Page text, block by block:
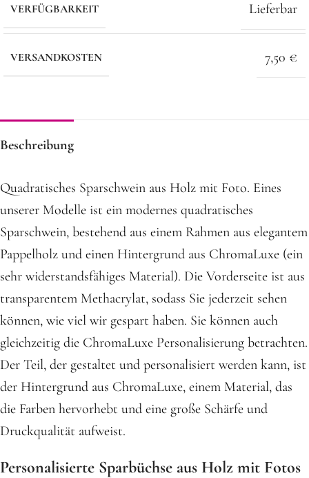
VERFÜGBARKEIT Lieferbar
VERSANDKOSTEN 7,50 €
Beschreibung
Quadratisches Sparschwein aus Holz mit Foto. Eines
unserer Modelle ist ein modernes quadratisches
Sparschwein, bestehend aus einem Rahmen aus elegantem
Pappelholz und einen Hintergrund aus ChromaLuxe (ein
sehr widerstandsfähiges Material). Die Vorderseite ist aus
transparentem Methacrylat, sodass Sie jederzeit sehen
können, wie viel wir gespart haben. Sie können auch
gleichzeitig die ChromaLuxe Personalisierung betrachten.
Der Teil, der gestaltet und personalisiert werden kann, ist
der Hintergrund aus ChromaLuxe, einem Material, das
die Farben hervorhebt und eine große Schärfe und
Druckqualität aufweist.
Personalisierte Sparbüchse aus Holz mit Fotos